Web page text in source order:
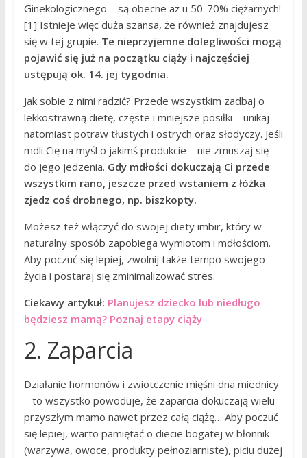
Ginekologicznego – są obecne aż u 50-70% ciężarnych!
[1] Istnieje więc duża szansa, że również znajdujesz
się w tej grupie. Te nieprzyjemne dolegliwości mogą
pojawić się już na początku ciąży i najczęściej
ustępują ok. 14. jej tygodnia.
Jak sobie z nimi radzić? Przede wszystkim zadbaj o
lekkostrawną dietę, częste i mniejsze posiłki – unikaj
natomiast potraw tłustych i ostrych oraz słodyczy. Jeśli
mdli Cię na myśl o jakimś produkcie – nie zmuszaj się
do jego jedzenia. Gdy mdłości dokuczają Ci przede
wszystkim rano, jeszcze przed wstaniem z łóżka
zjedz coś drobnego, np. biszkopty.
Możesz też włączyć do swojej diety imbir, który w
naturalny sposób zapobiega wymiotom i mdłościom.
Aby poczuć się lepiej, zwolnij także tempo swojego
życia i postaraj się zminimalizować stres.
Ciekawy artykuł: Planujesz dziecko lub niedługo
będziesz mamą? Poznaj etapy ciąży
2. Zaparcia
Działanie hormonów i zwiotczenie mięśni dna miednicy
– to wszystko powoduje, że zaparcia dokuczają wielu
przyszłym mamo nawet przez całą ciążę… Aby poczuć
się lepiej, warto pamiętać o diecie bogatej w błonnik
(warzywa, owoce, produkty pełnoziarniste), piciu dużej